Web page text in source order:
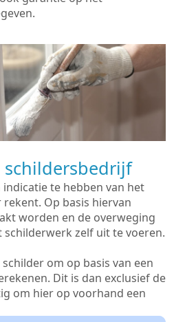
schildersbedrijf
te hebben van het
Op basis hiervan
worden en de overweging
zelf uit te voeren.
om op basis van een
Dit is dan exclusief de
om hier op voorhand een